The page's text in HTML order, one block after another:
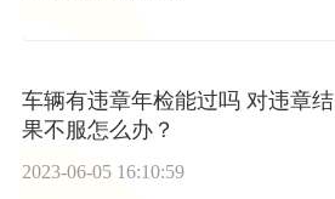
车辆有违章年检能过吗 对违章结
果不服怎么办？
2023-06-05 16:10:59